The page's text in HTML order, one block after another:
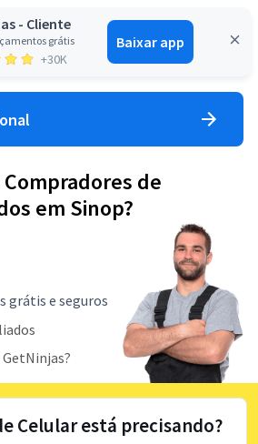
- Cliente
grátis
+30K
Baixar app
Entrar
de
em Sinop?
grátis e seguros
Celular está precisando?